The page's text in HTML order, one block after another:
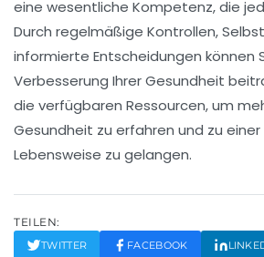
eine wesentliche Kompetenz, die
Durch regelmäßige Kontrollen,
informierte Entscheidungen können
Verbesserung IhrerGesundheit
die verfügbaren Ressourcen, um
Gesundheit zu erfahren und zu einer
Lebensweise zu gelangen.
TEILEN:
TWITTER FACEBOOK